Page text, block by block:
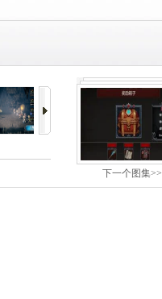
下一个图集>>